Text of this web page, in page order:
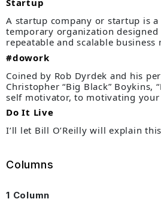
Startup
A startup company or startup is
temporary organization designed
repeatable and scalable business
#dowork
Coined by Rob Dyrdek and his
Christopher “Big Black” Boykins,
self motivator, to motivating
Do It Live
I’ll let Bill O’Reilly will explain
Columns
1 Column